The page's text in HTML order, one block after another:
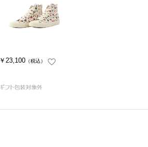
￥23,100 （税込）